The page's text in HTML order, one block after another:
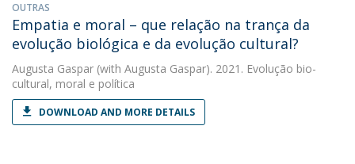
OUTRAS
Empatia e moral – que relação na trança da
evolução biológica e da evolução cultural?
Augusta Gaspar (with Augusta Gaspar). 2021. Evolução bio-
cultural, moral e política
DOWNLOAD AND MORE DETAILS